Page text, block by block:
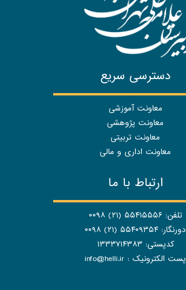
دسترسی سریع
معاونت آموزشی
معاونت پژوهشی
معاونت تربیتی
معاونت اداری و مالی
ارتباط با ما
تلفن: ۵۵۴۱۵۵۵۶ (۲۱) ۰۰۹۸
دورنگار: ۵۵۴۰۹۳۵۴ (۲۱) ۰۰۹۸
کدپستی: ۱۳۳۳۷۱۴۳۸۳
پست الکترونیک : info@helli.ir